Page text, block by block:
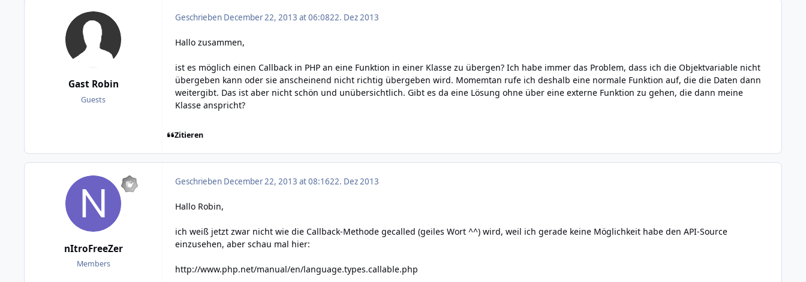
Gast Robin
Guests
Geschrieben December 22, 2013 at 06:0822. Dez 2013
Hallo zusammen,
ist es möglich einen Callback in PHP an eine Funktion in einer Klasse zu übergen? Ich habe immer das Problem, dass ich die Objektvariable nicht
übergeben kann oder sie anscheinend nicht richtig übergeben wird. Momemtan rufe ich deshalb eine normale Funktion auf, die die Daten dann
weitergibt. Das ist aber nicht schön und unübersichtlich. Gibt es da eine Lösung ohne über eine externe Funktion zu gehen, die dann meine
Klasse anspricht?
Zitieren
nItroFreeZer
Members
Geschrieben December 22, 2013 at 08:1622. Dez 2013
Hallo Robin,
ich weiß jetzt zwar nicht wie die Callback-Methode gecalled (geiles Wort ^^) wird, weil ich gerade keine Möglichkeit habe den API-Source
einzusehen, aber schau mal hier:
http://www.php.net/manual/en/language.types.callable.php